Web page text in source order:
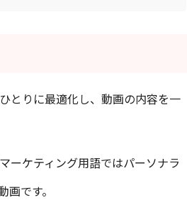
とりに最適化し、動画の内容を一
ーケティング用語ではパーソナラ
です。